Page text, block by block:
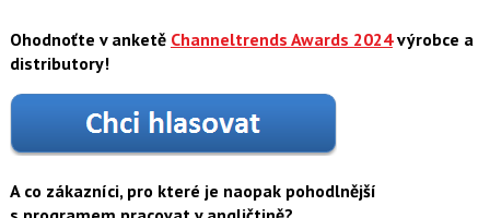
Ohodnoťte v anketě Channeltrends Awards 2024výrobce a
distributory!
A co zákazníci, pro které je naopak pohodlnější